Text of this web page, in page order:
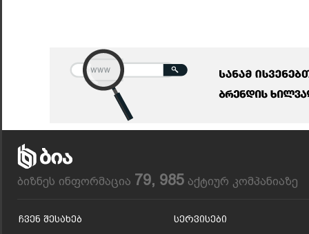
ბიზნეს ინფორმაცია 79, 985 აქტიურ კომპანიაზე
Ჩვენ Შესახებ
Სერვისები